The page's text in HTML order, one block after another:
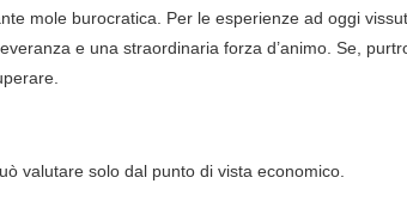
mole burocratica. Per le esperienze ad oggi
e una straordinaria forza d’animo. Se,
valutare solo dal punto di vista economico.